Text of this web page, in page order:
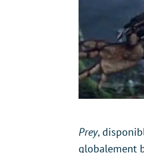
Prey,
globalement